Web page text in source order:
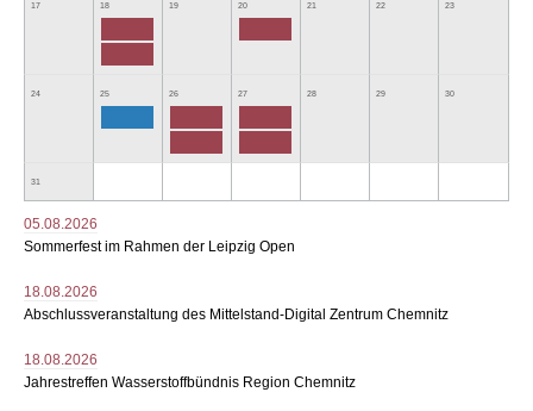
17 18 19 20 21 22 23
24 25 26 27 28 29 30
31
05.08.2026
Sommerfest im Rahmen der Leipzig Open
18.08.2026
Abschlussveranstaltung des Mittelstand-Digital Zentrum Chemnitz
18.08.2026
Jahrestreffen Wasserstoffbündnis Region Chemnitz